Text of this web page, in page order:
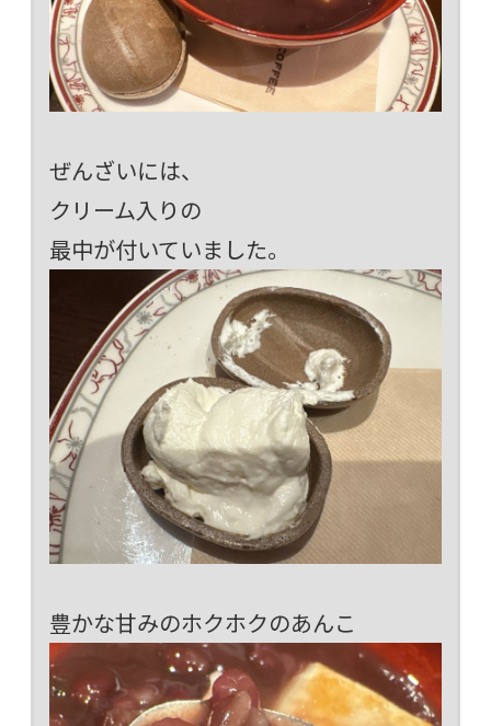
ぜんざいには、
クリーム入りの
最中が付いていました。
豊かな甘みのホクホクのあんこ